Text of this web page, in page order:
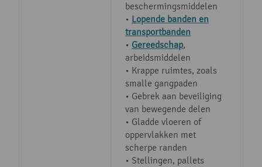
beschermingsmiddelen
• Lopende banden en
transportbanden
• Gereedschap,
arbeidsmiddelen
• Krappe ruimtes, zoals
smalle gangpaden
• Gebrek aan beveiliging
van bewegende delen
• Gladde vloeren of
oppervlakken met
scherpe randen
• Stellingen, pallets